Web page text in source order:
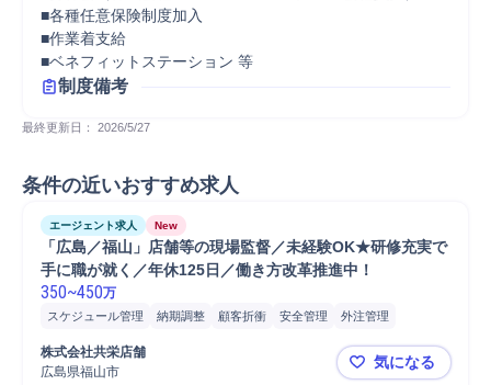
■各種任意保険制度加入
■作業着支給
■ベネフィットステーション 等
制度備考
最終更新日： 2026/5/27
条件の近いおすすめ求人
エージェント求人 New
「広島／福山」店舗等の現場監督／未経験OK★研修充実で
手に職が就く／年休125日／働き方改革推進中！
350~450万
スケジュール管理 納期調整 顧客折衝 安全管理
外注管理
クレーム対応
点検
メンテナンス 店舗
進捗管理
株式会社共栄店舗
広島県福山市
「広島／福
気になる